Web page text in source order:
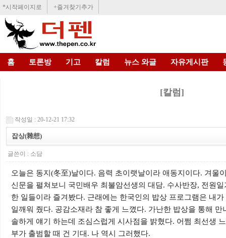
*시작페이지로 +즐겨찾기추가
홈 토론방 기고 칼럼 뉴스 와글 자유게시판
[칼럼]
작성일 : 20-12-21 17:32
잡상(雜想)
글쓴이 : 소담
오늘은 동지 (冬至)날이다. 음력 초이랫날이라 애동지이다. 겨울
신문을 펼쳐보니 국민배우 최불암선생의 대담. 수사반장, 전원일
한 일들이라 즐겨봤다. 근래에는 한국인의 밥상 프로그램은 내
일깨워 줬다. 공감소재라 참 좋게 느꼈다. 가난한 밥상을 통해 만
솔하게 얘기 하는데 조심스럽게 시사점을 밝혔다. 어쩜 최선생
부가 출범할 때 건 기대 . 나 역시 그러했다.